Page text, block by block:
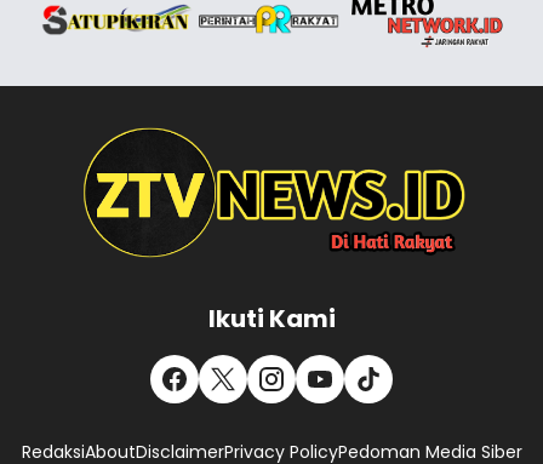
Ikuti Kami
RedaksiAboutDisclaimerPrivacy PolicyPedoman Media Siber